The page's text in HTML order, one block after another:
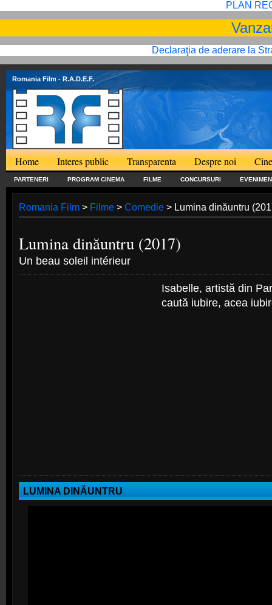
PLAN
Declaraţia de aderare la
Romania Film - R.A.D.E.F.
Home Interes public Transparenta Despre noi
PARTENERI PROGRAM CINEMA FILME CONCURSURI
Romania Film> Filme> Comedie> Lumina dinăuntru
Lumina dinăuntru (2017)
Un beau soleil intérieur
Isabelle, artistă din
caută iubire, acea
LUMINA DINĂUNTRU